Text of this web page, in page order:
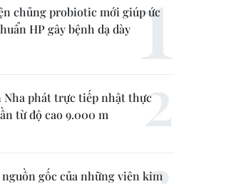
chủng probiotic mới giúp ức
HP gây bệnh dạ dày
Nha phát trực tiếp nhật thực
từ độ cao 9.000 m
nguồn gốc của những viên kim